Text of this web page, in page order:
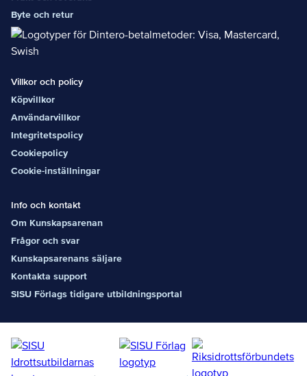
Byte och retur
Villkor och policy
Köpvillkor
Användarvillkor
Integritetspolicy
Cookiepolicy
Cookie-inställningar
Info och kontakt
Om Kunskapsarenan
Frågor och svar
Kunskapsarenans säljare
Kontakta support
SISU Förlags tidigare utbildningsportal